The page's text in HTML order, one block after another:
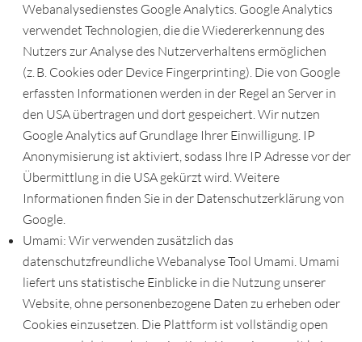
Webanalysedienstes Google Analytics. Google Analytics
verwendet Technologien, die die Wiedererkennung des
Nutzers zur Analyse des Nutzerverhaltens ermöglichen
(z. B. Cookies oder Device Fingerprinting). Die von Google
erfassten Informationen werden in der Regel an Server in
den USA übertragen und dort gespeichert. Wir nutzen
Google Analytics auf Grundlage Ihrer Einwilligung. IP
Anonymisierung ist aktiviert, sodass Ihre IP Adresse vor der
Übermittlung in die USA gekürzt wird. Weitere
Informationen finden Sie in der Datenschutzerklärung von
Google.
Umami: Wir verwenden zusätzlich das
datenschutzfreundliche Webanalyse Tool Umami. Umami
liefert uns statistische Einblicke in die Nutzung unserer
Website, ohne personenbezogene Daten zu erheben oder
Cookies einzusetzen. Die Plattform ist vollständig open